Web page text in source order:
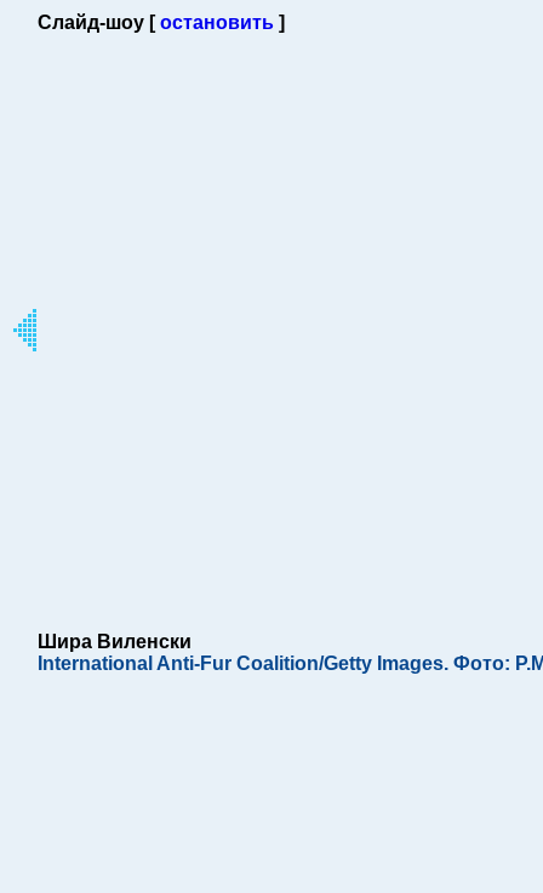
Слайд-шоу [остановить]
Шира Виленски
International Anti-Fur Coalition/Getty Images. Фото: